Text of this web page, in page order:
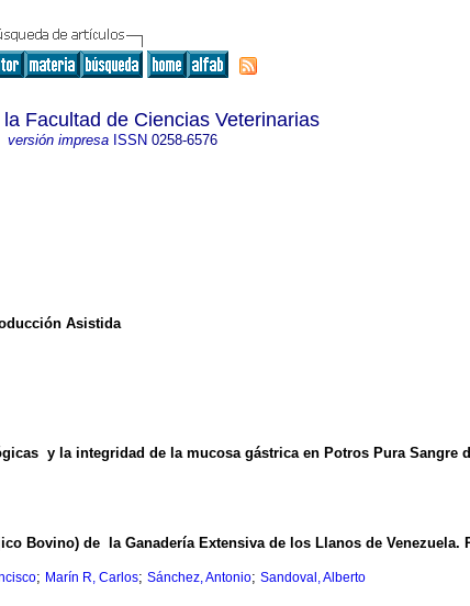
Facultad de Ciencias Veterinarias
versión impresaISSN 0258-6576
Asistida
y la integridad de la mucosa gástrica en Potros Pura Sangre
Bovino) de la Ganadería Extensiva de los Llanos de Venezuela.
; Marín R, Carlos; Sánchez, Antonio; Sandoval, Alberto